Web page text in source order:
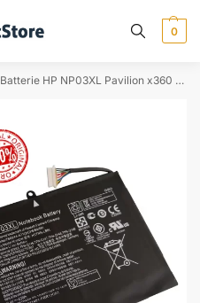
0
Batterie HP NP03XL Pavilion x360 Envy x360 – Algérie